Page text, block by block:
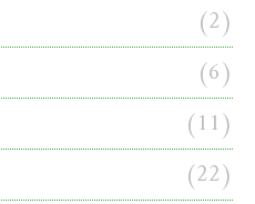
(2)
(6)
(11)
(22)